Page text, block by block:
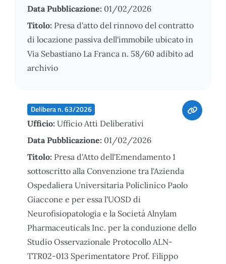
Data Pubblicazione: 01/02/2026
Titolo: Presa d'atto del rinnovo del contratto
di locazione passiva dell'immobile ubicato in
Via Sebastiano La Franca n. 58/60 adibito ad
archivio
Delibera n. 63/2026
Ufficio: Ufficio Atti Deliberativi
Data Pubblicazione: 01/02/2026
Titolo: Presa d'Atto dell'Emendamento 1
sottoscritto alla Convenzione tra l'Azienda
Ospedaliera Universitaria Policlinico Paolo
Giaccone e per essa l'UOSD di
Neurofisiopatologia e la Società Alnylam
Pharmaceuticals Inc. per la conduzione dello
Studio Osservazionale Protocollo ALN-
TTR02-013 Sperimentatore Prof. Filippo